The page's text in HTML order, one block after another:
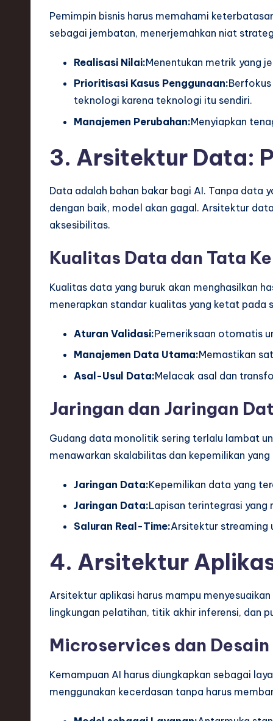
Pemimpin bisnis harus memahami
sebagai jembatan, menerjemahkan niat
Realisasi Nilai:Menentukan metrik yang
Prioritisasi Kasus Penggunaan:
teknologi karena teknologi itu sendiri.
Manajemen Perubahan:Menyiapkan
3. Arsitektur Data:
Data adalah bahan bakar bagi AI. Tanpa data
dengan baik, model akan gagal. Arsitektur
aksesibilitas.
Kualitas Data dan Tata
Kualitas data yang buruk akan menghasilkan
menerapkan standar kualitas yang ketat pada
Aturan Validasi:Pemeriksaan otomatis
Manajemen Data Utama:Memastikan
Asal-Usul Data:Melacak asal dan
Jaringan dan Jaringan
Gudang data monolitik sering terlalu lambat
menawarkan skalabilitas dan kepemilikan yang
Jaringan Data:Kepemilikan data yang
Jaringan Data:Lapisan terintegrasi yang
Saluran Real-Time:Arsitektur streaming
4. Arsitektur
Arsitektur aplikasi harus mampu
lingkungan pelatihan, titik akhir inferensi, dan
Microservices dan
Kemampuan AI harus diungkapkan sebagai
menggunakan kecerdasan tanpa harus